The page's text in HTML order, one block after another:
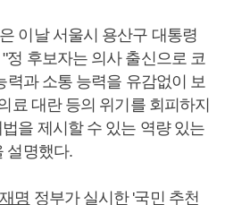
이날 서울시 용산구 대통령
정 후보자는 의사 출신으로 코
력과 소통 능력을 유감없이 보
료 대란 등의 위기를 회피하지
을 제시할 수 있는 역량 있는
설명했다.
명 정부가 실시한 '국민 추천